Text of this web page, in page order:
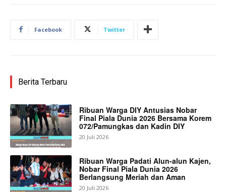
Facebook Twitter
Berita Terbaru
Ribuan Warga DIY Antusias Nobar
Final Piala Dunia 2026 Bersama Korem
072/Pamungkas dan Kadin DIY
20 Juli 2026
Ribuan Warga Padati Alun-alun Kajen,
Nobar Final Piala Dunia 2026
Berlangsung Meriah dan Aman
20 Juli 2026